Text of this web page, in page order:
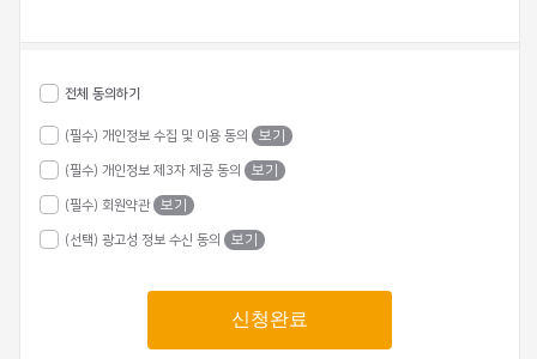
전체 동의하기
(필수) 개인정보 수집 및 이용 동의 보기
(필수) 개인정보 제3자 제공 동의 보기
(필수) 회원약관 보기
(선택) 광고성 정보 수신 동의 보기
신청완료